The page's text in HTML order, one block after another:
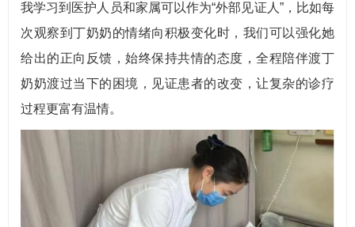
我学习到医护人员和家属可以作为“外部见证人”，比如每
次观察到丁奶奶的情绪向积极变化时，我们可以强化她
给出的正向反馈，始终保持共情的态度，全程陪伴渡丁
奶奶渡过当下的困境，见证患者的改变，让复杂的诊疗
过程更富有温情。